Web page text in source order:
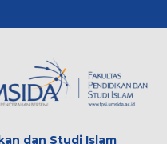
dan Studi Islam